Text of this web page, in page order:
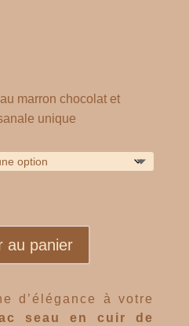
marron chocolat et
unique
au panier
d’élégance à votre
seau en cuir de